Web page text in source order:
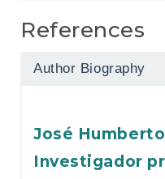
References
Author Biography
José
Investigador